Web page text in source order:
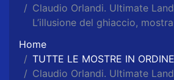
Claudio Orlandi. Ultimate
L’illusione del ghiaccio,
Home
TUTTE LE MOSTRE IN
Claudio Orlandi. Ultimate